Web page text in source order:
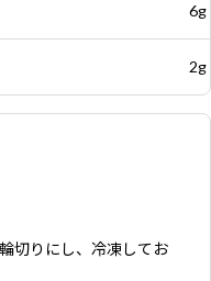
6g
2g
切りにし、冷凍してお